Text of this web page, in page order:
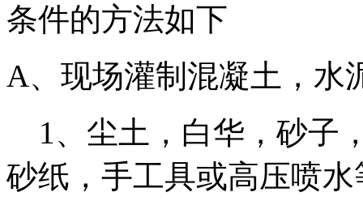
条件的方法如下
A、现场灌制混凝土，水
1、尘土，白华，砂子
砂纸，手工具或高压喷